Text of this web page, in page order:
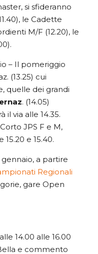
si sfideranno
le Cadette
M/F (12.20), le
– Il pomeriggio
(13.25) cui
quelle dei grandi
. (14.05)
il via alle 14.35.
JPS F e M,
e 15.40.
a partire
Regionali
gare Open
14.00 alle 16.00
e commento